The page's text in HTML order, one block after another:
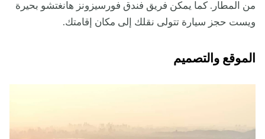
من المطار. كما يمكن فريق فندق فورسيزونز هانغتشو بحيرة
ويست حجز سيارة تتولى نقلك إلى مكان إقامتك.
الموقع والتصميم